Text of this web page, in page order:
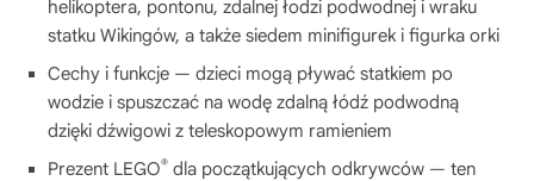
helikoptera, pontonu, zdalnej łodzi podwodnej i wraku
statku Wikingów, a także siedem minifigurek i figurka orki
Cechy i funkcje — dzieci mogą pływać statkiem po
wodzie i spuszczać na wodę zdalną łódź podwodną
dzięki dźwigowi z teleskopowym ramieniem
Prezent LEGO® dla początkujących odkrywców — ten